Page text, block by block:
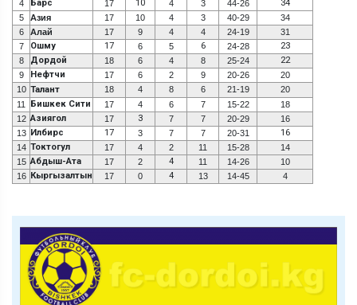
4 Барс 17 10 4 3 44-26 34
5 Азия 17 10 4 3 40-29
34
6
Алай 17 9 4 4 24-19
31
7
Ошму 17 6 5 6 24-28 23
8 Дордой 18 6 4 8 25-24 22
9 Нефтчи 17 6 2 9 20-26
20
10 Талант 18 4 8 6 21-19
20
11
Бишкек Сити 17 4 6 7 15-22
18
12 Азиягол 17 3 7 7 20-29
16
13
Илбирс 17 3 7 7 20-31 16
14 Токтогул 17 4 2 11 15-28
14
15 Абдыш-Ата 17 2 4 11 14-26
10
16
Кыргызалтын 17 0 4 13 14-45 4